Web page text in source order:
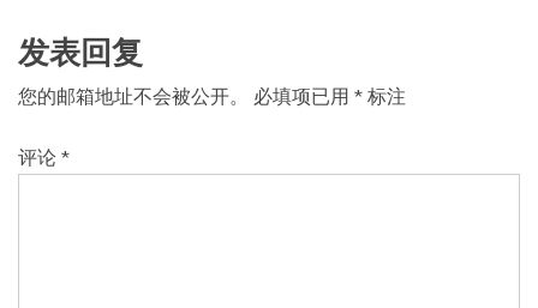
发表回复
您的邮箱地址不会被公开。 必填项已用 * 标注
评论 *